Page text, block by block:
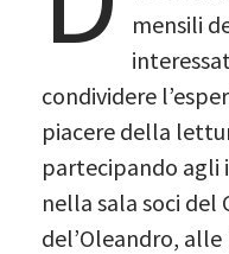
mensili
condividere
piacere della
partecipando agli
nella sala soci del
del’Oleandro,